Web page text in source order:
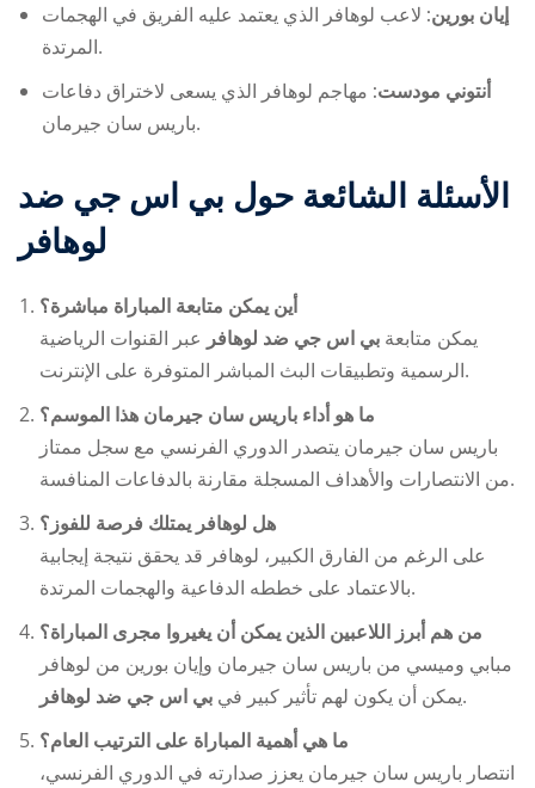
إيان بورين: لاعب لوهافر الذي يعتمد عليه الفريق في الهجمات
المرتدة.
أنتوني مودست: مهاجم لوهافر الذي يسعى لاختراق دفاعات
باريس سان جيرمان.
الأسئلة الشائعة حول بي اس جي ضد
لوهافر
أين يمكن متابعة المباراة مباشرة؟
يمكن متابعة بي اس جي ضد لوهافر عبر القنوات الرياضية
الرسمية وتطبيقات البث المباشر المتوفرة على الإنترنت.
ما هو أداء باريس سان جيرمان هذا الموسم؟
باريس سان جيرمان يتصدر الدوري الفرنسي مع سجل ممتاز
من الانتصارات والأهداف المسجلة مقارنة بالدفاعات المنافسة.
هل لوهافر يمتلك فرصة للفوز؟
على الرغم من الفارق الكبير، لوهافر قد يحقق نتيجة إيجابية
بالاعتماد على خططه الدفاعية والهجمات المرتدة.
من هم أبرز اللاعبين الذين يمكن أن يغيروا مجرى المباراة؟
مبابي وميسي من باريس سان جيرمان وإيان بورين من لوهافر
يمكن أن يكون لهم تأثير كبير في بي اس جي ضد لوهافر
.
ما هي أهمية المباراة على الترتيب العام؟
انتصار باريس سان جيرمان يعزز صدارته في الدوري الفرنسي،